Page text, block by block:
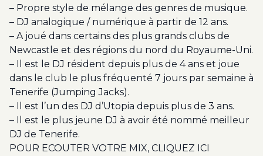
– Propre style de mélange des genres de musique.
– DJ analogique / numérique à partir de 12 ans.
– A joué dans certains des plus grands clubs de
Newcastle et des régions du nord du Royaume-Uni.
– Il est le DJ résident depuis plus de 4 ans et joue
dans le club le plus fréquenté 7 jours par semaine à
Tenerife (Jumping Jacks).
– Il est l’un des DJ d’Utopia depuis plus de 3 ans.
– Il est le plus jeune DJ à avoir été nommé meilleur
DJ de Tenerife.
POUR ECOUTER VOTRE MIX, CLIQUEZ ICI